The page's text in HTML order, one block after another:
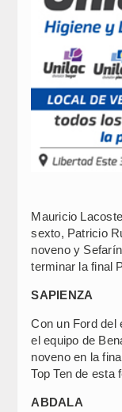
Mauricio
sexto, Patricio
noveno y
terminar la final
SAPIENZA
Con un Ford del
el equipo de
noveno en la
Top Ten de esta
ABDALA